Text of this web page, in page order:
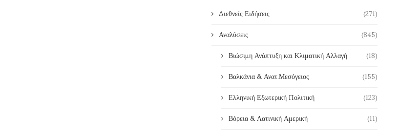
Διεθνείς Ειδήσεις (271)
Αναλύσεις (845)
Βιώσιμη Ανάπτυξη και Κλιματική Αλλαγή (18)
Βαλκάνια & Ανατ.Μεσόγειος (155)
Ελληνική Εξωτερική Πολιτική (123)
Βόρεια & Λατινική Αμερική (11)